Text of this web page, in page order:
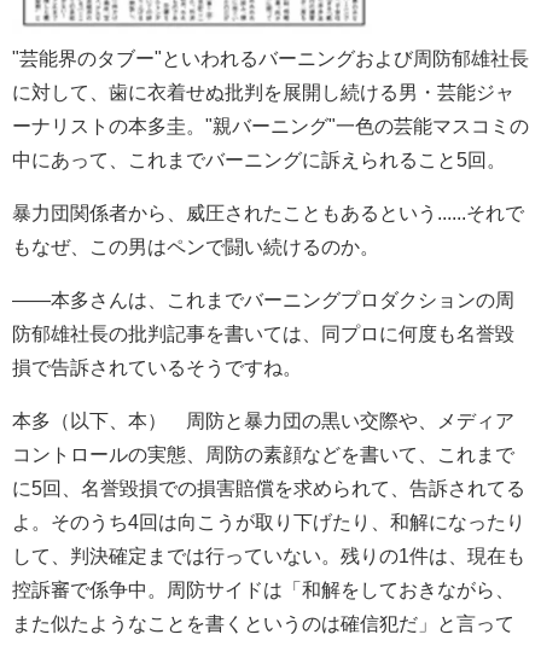
"芸能界のタブー"といわれるバーニングおよび周防郁雄社長
に対して、歯に衣着せぬ批判を展開し続ける男・芸能ジャ
ーナリストの本多圭。"親バーニング"一色の芸能マスコミの
中にあって、これまでバーニングに訴えられること5回。
暴力団関係者から、威圧されたこともあるという......それで
もなぜ、この男はペンで闘い続けるのか。
――本多さんは、これまでバーニングプロダクションの周
防郁雄社長の批判記事を書いては、同プロに何度も名誉毀
損で告訴されているそうですね。
本多（以下、本） 周防と暴力団の黒い交際や、メディア
コントロールの実態、周防の素顔などを書いて、これまで
に5回、名誉毀損での損害賠償を求められて、告訴されてる
よ。そのうち4回は向こうが取り下げたり、和解になったり
して、判決確定までは行っていない。残りの1件は、現在も
控訴審で係争中。周防サイドは「和解をしておきながら、
また似たようなことを書くというのは確信犯だ」と言って